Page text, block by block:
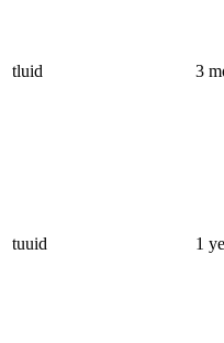
tluid 3
tuuid 1